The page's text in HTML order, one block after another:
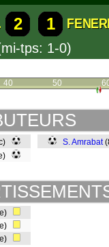
2 1
tps: 1-0)
40 50
S. Amrabat